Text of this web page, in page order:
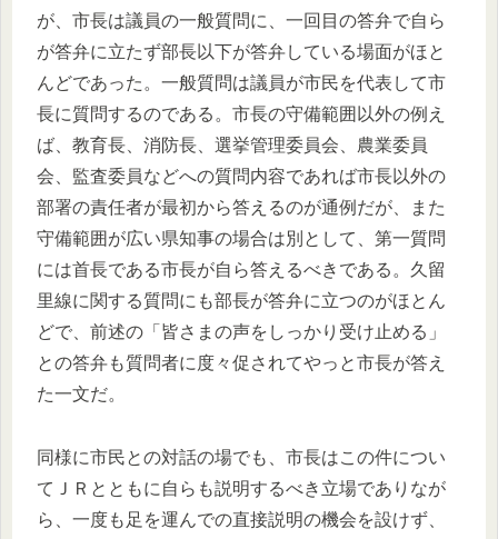
が、市長は議員の一般質問に、一回目の答弁で自ら
が答弁に立たず部長以下が答弁している場面がほと
んどであった。一般質問は議員が市民を代表して市
長に質問するのである。市長の守備範囲以外の例え
ば、教育長、消防長、選挙管理委員会、農業委員
会、監査委員などへの質問内容であれば市長以外の
部署の責任者が最初から答えるのが通例だが、また
守備範囲が広い県知事の場合は別として、第一質問
には首長である市長が自ら答えるべきである。久留
里線に関する質問にも部長が答弁に立つのがほとん
どで、前述の「皆さまの声をしっかり受け止める」
との答弁も質問者に度々促されてやっと市長が答え
た一文だ。
同様に市民との対話の場でも、市長はこの件につい
てＪＲとともに自らも説明するべき立場でありなが
ら、一度も足を運んでの直接説明の機会を設けず、